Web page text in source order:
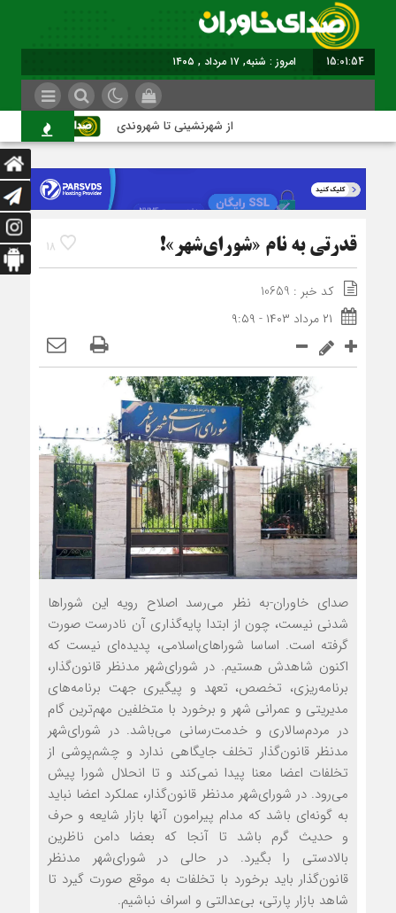
15:01:54 برابر با : Saturday - 8 August - 2026
از شهرنشینی تا شهروندی
18 قدرتي به نام «شوراي‌شهر»!
کد خبر : 10659
۲۱ مرداد ۱۴۰۳ - ۹:۵۹
صدای خاوران-به نظر می‌رسد اصلاح رويه این شوراها
شدني نيست، چون از ابتدا پايه‌گذاري آن نادرست صورت
گرفته است. اساسا شوراهاي‌اسلامي، پدیده‌ای نيست که
اکنون شاهدش هستيم. در شورای‌شهر مدنظر قانون‌گذار،
برنامه‌ریزی، تخصص، تعهد و پیگیری جهت برنامه‌های
مدیریتی و عمرانی شهر و برخورد با متخلفین مهم‌ترين گام
در مردم‌سالاري و خدمت‌رساني مي‌باشد. در شورای‌شهر
مدنظر قانون‌گذار تخلف جایگاهی ندارد و چشم‌پوشی از
تخلفات اعضا معنا پیدا نمی‌کند و تا انحلال شورا پیش‌
می‌رود. در شورای‌شهر مدنظر قانون‌گذار، عملکرد اعضا نباید
به گونه‌ای باشد که مدام پیرامون آنها بازار شایعه و حرف
و حدیث گرم باشد تا آنجا که بعضا دامن ناظرین
بالادستی را بگیرد. در حالی در شورای‌شهر مدنظر
قانون‌گذار باید برخورد با تخلفات به موقع صورت گیرد تا
شاهد بازار پارتي، بي‌عدالتي و اسراف نباشیم.